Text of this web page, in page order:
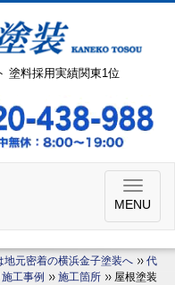
塗料採用実績関東1位
MENU
元密着の横浜金子塗装へ
代
工事例
施工箇所 屋根塗装